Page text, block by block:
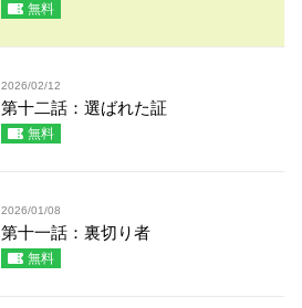
無料
2026/02/12
第十二話：選ばれた証
無料
2026/01/08
第十一話：裏切り者
無料